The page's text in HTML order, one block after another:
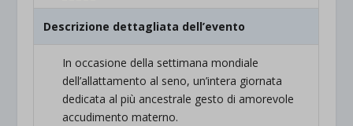
Descrizione dettagliata dell’evento
In occasione della settimana mondiale
dell’allattamento al seno, un’intera giornata
dedicata al più ancestrale gesto di amorevole
accudimento materno.